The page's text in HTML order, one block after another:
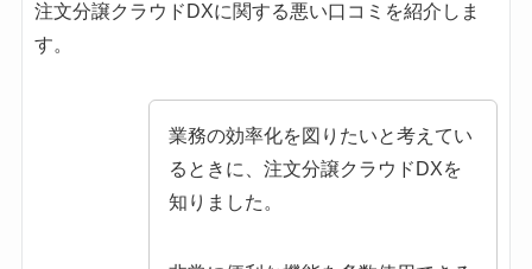
注文分譲クラウドDXに関する悪い口コミを紹介しま
す。
業務の効率化を図りたいと考えてい
るときに、注文分譲クラウドDXを
知りました。